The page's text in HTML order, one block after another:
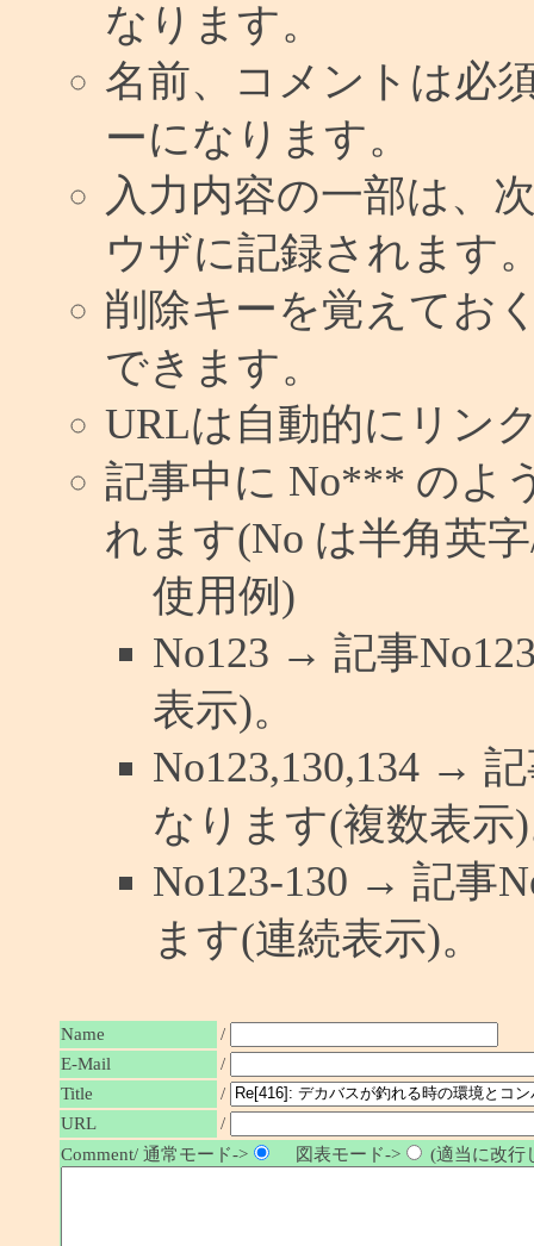
なります。
名前、コメントは必
ーになります。
入力内容の一部は、
ウザに記録されます
削除キーを覚えてお
できます。
URLは自動的にリン
記事中に No*** のよ
れます(No は半角英
使用例)
No123 → 記事
表示)。
No123,130,134 →
なります(複数表示
No123-130 → 記事
ます(連続表示)。
Name
/
E-Mail
/
Title
/
URL
/
Comment/ 通常モード->
図表モード-> (適当に改行